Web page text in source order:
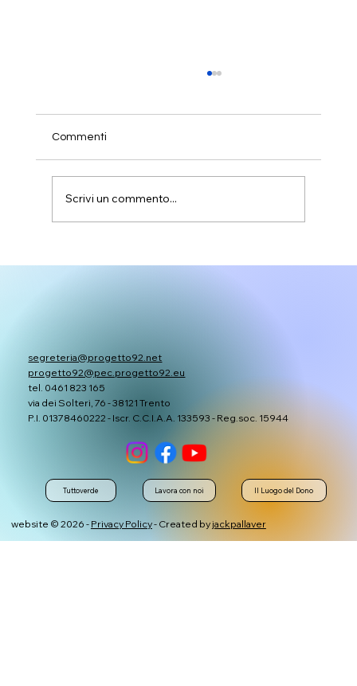
Commenti
Scrivi un commento...
segreteria@progetto92.net
progetto92@pec.progetto92.eu
tel. 0461 823 165
via dei Solteri, 76 - 38121 Trento
P.I. 01378460222 - Iscr. C.C.I.A.A. 133593 - Reg.soc. 15944
website © 2026 - Privacy Policy- Created byjackpallaver
Lavora con noi
Tuttoverde Il Luogo del Dono